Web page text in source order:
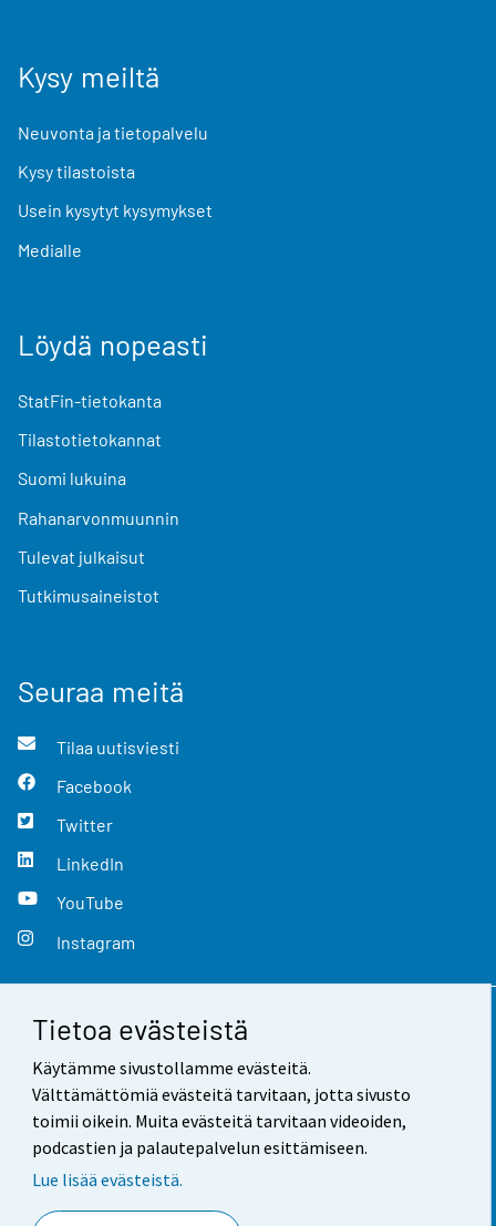
Tietoa evästeistä
Käytämme sivustollamme evästeitä.
Välttämättömiä evästeitä tarvitaan, jotta sivusto
toimii oikein. Muita evästeitä tarvitaan videoiden,
podcastien ja palautepalvelun esittämiseen.
Lue lisää evästeistä.
Kysy meiltä
Neuvonta ja tietopalvelu
Kysy tilastoista
Usein kysytyt kysymykset
Medialle
Löydä nopeasti
StatFin-tietokanta
Tilastotietokannat
Suomi lukuina
Rahanarvonmuunnin
Tulevat julkaisut
Tutkimusaineistot
Seuraa meitä
Tilaa uutisviesti
Facebook
Twitter
LinkedIn
YouTube
Instagram
Yhteystiedot
Palaute
Käyttöehdot
Saavutettavuus